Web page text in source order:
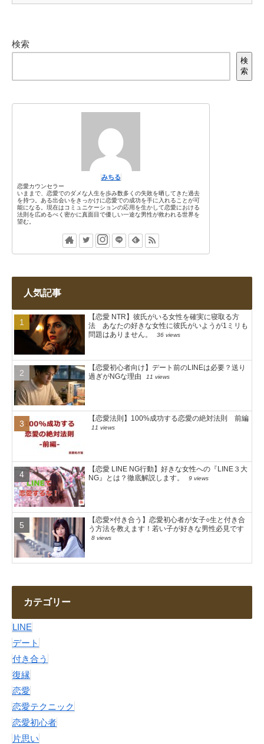
検索
検
索
みちる
恋愛カウンセラー
いままで、恋愛でのダメな人生を歩み数多くの失敗を晒してきた過去
を持つ。ある出会いをきっかけに恋愛での成功を手に入れることが可
能になる。現在はコミュニケーションの応用を生かして恋愛における
法則を広めるべく密かに真面目で優しい一途な男性が救われる世界を
望む。
人気記事
【恋愛 NTR】彼氏がいる女性を確実に寝取る方
法 あなたの好きな女性に彼氏がいようが1ミリも
問題はありません。
36 views
【恋愛初心者向け】デート前のLINEは必要？送り
過ぎがNGな理由
11 views
【恋愛法則】100%成功する恋愛の絶対法則 前編
11 views
【恋愛 LINE NG行動】好きな女性への『LINE３大
NG』とは？徹底解説します。
9 views
【恋愛×付き合う】恋愛初心者が女子○生と付き合
う方法を教えます！若い子が好きな男性必見です
8 views
カテゴリー
LINE
デート
付き合う
復縁
恋愛
恋愛テクニック
恋愛初心者
片思い